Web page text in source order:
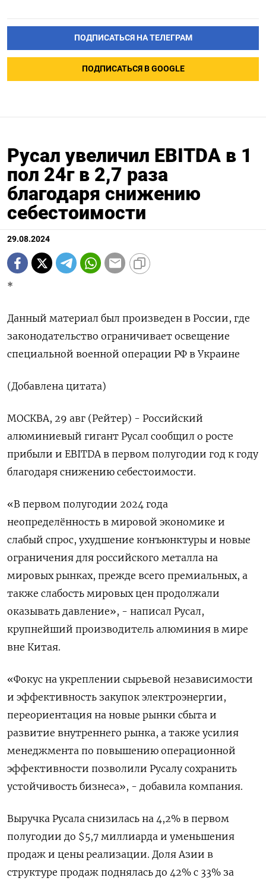
ПОДПИСАТЬСЯ НА ТЕЛЕГРАМ
ПОДПИСАТЬСЯ В GOOGLE
Русал увеличил EBITDA в 1
пол 24г в 2,7 раза
благодаря снижению
себестоимости
29.08.2024
*
Данный материал был произведен в России, где
законодательство ограничивает освещение
специальной военной операции РФ в Украине
(Добавлена цитата)
МОСКВА, 29 авг (Рейтер) - Российский
алюминиевый гигант Русал сообщил о росте
прибыли и EBITDA в первом полугодии год к году
благодаря снижению себестоимости.
«В первом полугодии 2024 года
неопределённость в мировой экономике и
слабый спрос, ухудшение конъюнктуры и новые
ограничения для российского металла на
мировых рынках, прежде всего премиальных, а
также слабость мировых цен продолжали
оказывать давление», - написал Русал,
крупнейший производитель алюминия в мире
вне Китая.
«Фокус на укреплении сырьевой независимости
и эффективность закупок электроэнергии,
переориентация на новые рынки сбыта и
развитие внутреннего рынка, а также усилия
менеджмента по повышению операционной
эффективности позволили Русалу сохранить
устойчивость бизнеса», - добавила компания.
Выручка Русала снизилась на 4,2% в первом
полугодии до $5,7 миллиарда и уменьшения
продаж и цены реализации. Доля Азии в
структуре продаж поднялась до 42% с 33% за